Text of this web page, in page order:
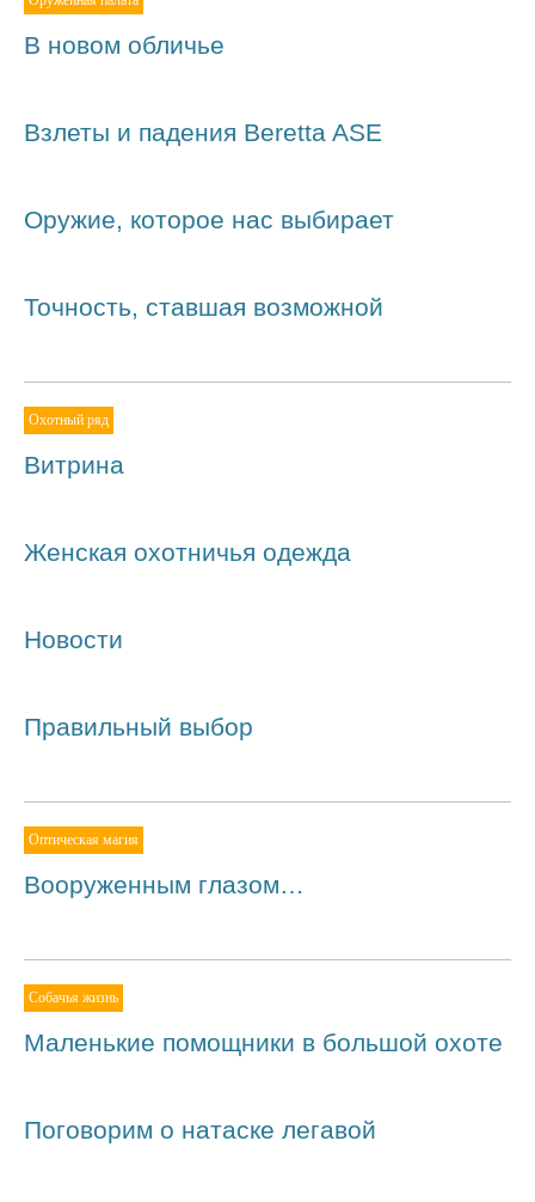
В новом обличье
Взлеты и падения Beretta ASE
Оружие, которое нас выбирает
Точность, ставшая возможной
Охотный ряд
Витрина
Женская охотничья одежда
Новости
Правильный выбор
Оптическая магия
Вооруженным глазом…
Собачья жизнь
Маленькие помощники в большой охоте
Поговорим о натаске легавой